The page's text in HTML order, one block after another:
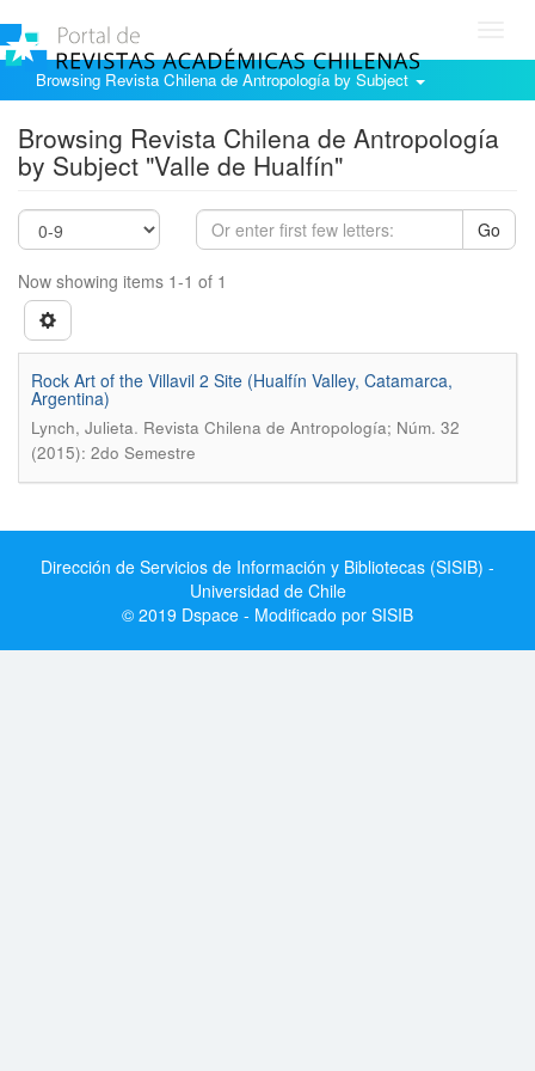
Browsing Revista Chilena de Antropología by Subject
Browsing Revista Chilena de Antropología
by Subject "Valle de Hualfín"
Go
Now showing items 1-1 of 1
Rock Art of the Villavil 2 Site (Hualfín Valley, Catamarca,
Argentina)
Lynch, Julieta. Revista Chilena de Antropología; Núm. 32
(2015): 2do Semestre
Dirección de Servicios de Información y Bibliotecas (SISIB) -
Universidad de Chile
© 2019 Dspace - Modificado por SISIB